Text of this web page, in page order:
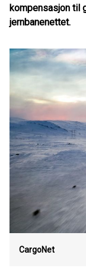
kompensasjon til
jernbanenettet.
CargoNet